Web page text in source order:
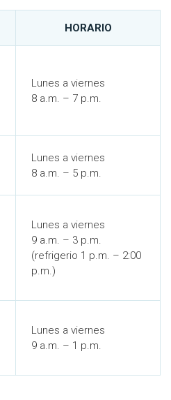
HORARIO
Lunes a viernes
8 a.m. – 7 p.m.
Lunes a viernes
8 a.m. – 5 p.m.
Lunes a viernes
9 a.m. – 3 p.m.
(refrigerio 1 p.m. – 2:00
p.m.)
Lunes a viernes
9 a.m. – 1 p.m.